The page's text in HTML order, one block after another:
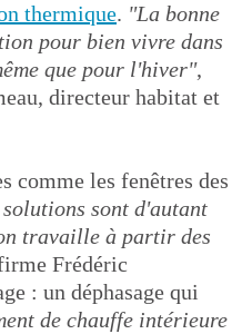
thermique. "La bonne
pour bien vivre dans
que pour l'hiver",
directeur habitat et
comme les fenêtres des
sont d'autant
travaille à partir des
Frédéric
: un déphasage qui
de chauffe intérieure